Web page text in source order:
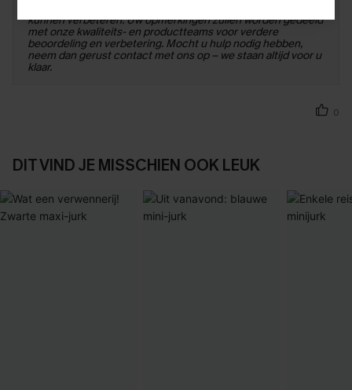
kunnen verbeteren. Uw opmerkingen zullen worden gedeeld
met onze kwaliteits- en productteams voor verdere
beoordeling en verbetering. Mocht u hulp nodig hebben,
neem dan gerust contact met ons op – we staan ​​altijd voor u
klaar.
0
DIT VIND JE MISSCHIEN OOK LEUK